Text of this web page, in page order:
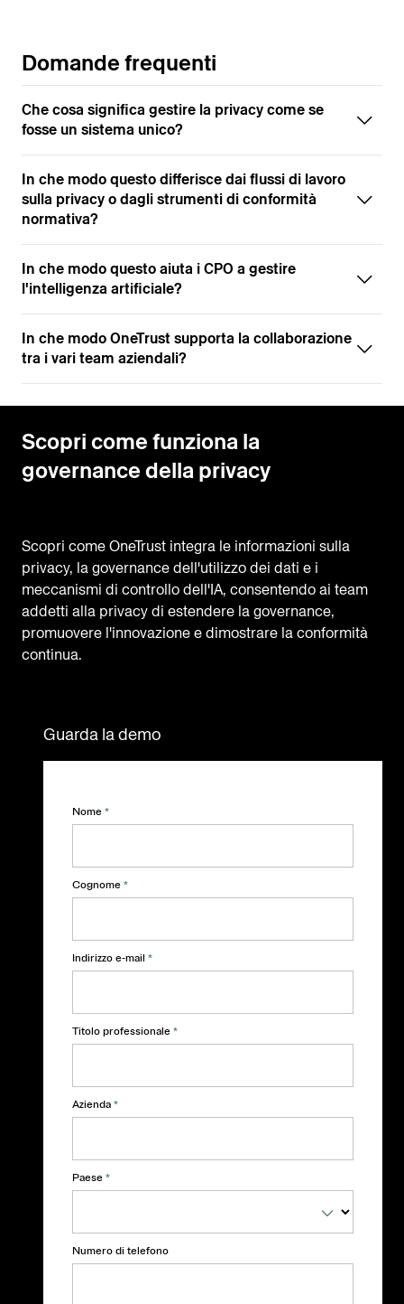
Domande frequenti
Che cosa significa gestire la privacy come se
fosse un sistema unico?
In che modo questo differisce dai flussi di lavoro
sulla privacy o dagli strumenti di conformità
normativa?
In che modo questo aiuta i CPO a gestire
l'intelligenza artificiale?
In che modo OneTrust supporta la collaborazione
tra i vari team aziendali?
Scopri come funziona la
governance della privacy
Scopri come OneTrust integra le informazioni sulla
privacy, la governance dell'utilizzo dei dati e i
meccanismi di controllo dell'IA, consentendo ai team
addetti alla privacy di estendere la governance,
promuovere l'innovazione e dimostrare la conformità
continua.
Guarda la demo
Nome *
Cognome *
Indirizzo e-mail *
Titolo professionale *
Azienda *
Paese *
Numero di telefono